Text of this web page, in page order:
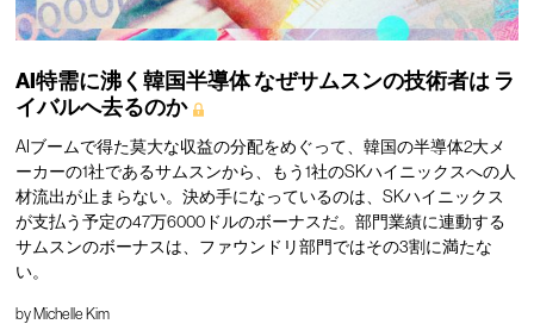
AI特需に沸く韓国半導体なぜサムスンの技術者は ラ
イバルへ去るのか
AIブームで得た莫大な収益の分配をめぐって、韓国の半導体2大メ
ーカーの1社であるサムスンから、もう1社のSKハイニックスへの人
材流出が止まらない。決め手になっているのは、SKハイニックス
が支払う予定の47万6000ドルのボーナスだ。部門業績に連動する
サムスンのボーナスは、ファウンドリ部門ではその3割に満たな
い。
byMichelle Kim